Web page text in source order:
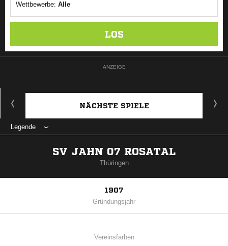
Wettbewerbe: Alle
LOS
ANZEIGE
NÄCHSTE SPIELE
Legende
SV JAHN 07 ROSATAL
Thüringen
1907
Gründungsjahr
Vereinsfarben